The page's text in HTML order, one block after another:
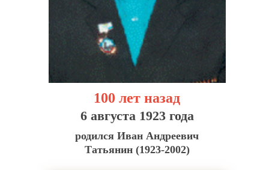
100 лет назад
6 августа 1923 года
родился Иван Андреевич
Татьянин (1923-2002)